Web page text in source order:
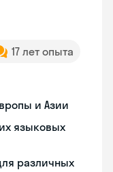
17 лет опыта
и Азии
языковых
различных